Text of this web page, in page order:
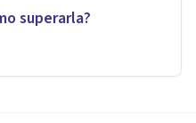
superarla?